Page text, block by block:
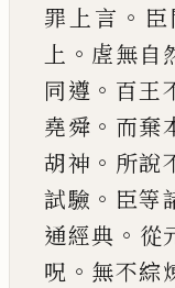
罪上言 。 臣
上 。 虗無自
同遵 。 百王
堯舜 。 而棄
胡神 。 所說
試驗 。 臣等
通經典 。 從
呪 。 無不綜